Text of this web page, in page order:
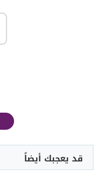
قد يعجبك أيضاً